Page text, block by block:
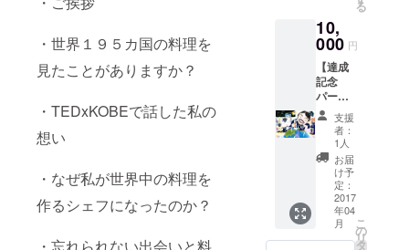
・世界１９５カ国の料理を
見たことがありますか？
・TEDxKOBEで話した私の
想い
・なぜ私が世界中の料理を
作るシェフになったのか？
・忘れられない出会いと料
世界の
料理を
提供す
るイベ
ント。
【日
時】
2017年
4月〜9
月頃を
予定
（ラン
チタイ
ム）
【場
所】世
トルト
シリー
ズから
おすす
め”10
品”をセ
レクト
してお
届け
（梱
包・送
料費520
円を含
む金額
です）
※画像は
る
10,
000 円
【達成
記念
パー
ティー
・東
京】 開
催場
所：パ
クチー
ハウス
（世田
谷） 日
時：4月
支援
者：
1人
お届
け予
定：
2017
年04
月
こ
の
リ
タ